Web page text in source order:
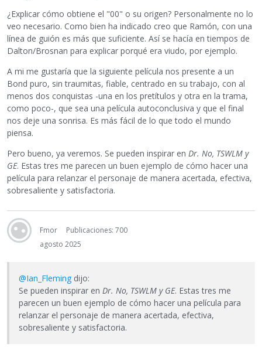
¿Explicar cómo obtiene el "00" o su origen? Personalmente no lo
veo necesario. Como bien ha indicado creo que Ramón, con una
línea de guión es más que suficiente. Así se hacía en tiempos de
Dalton/Brosnan para explicar porqué era viudo, por ejemplo.
A mi me gustaría que la siguiente película nos presente a un
Bond puro, sin traumitas, fiable, centrado en su trabajo, con al
menos dos conquistas -una en los pretítulos y otra en la trama,
como poco-, que sea una película autoconclusiva y que el final
nos deje una sonrisa. Es más fácil de lo que todo el mundo
piensa.
Pero bueno, ya veremos. Se pueden inspirar en Dr. No, TSWLM y
GE. Estas tres me parecen un buen ejemplo de cómo hacer una
película para relanzar el personaje de manera acertada, efectiva,
sobresaliente y satisfactoria.
Fmor
Publicaciones: 700
agosto 2025
@Ian_Fleming dijo:
Se pueden inspirar en Dr. No, TSWLM y GE. Estas tres me
parecen un buen ejemplo de cómo hacer una película para
relanzar el personaje de manera acertada, efectiva,
sobresaliente y satisfactoria.